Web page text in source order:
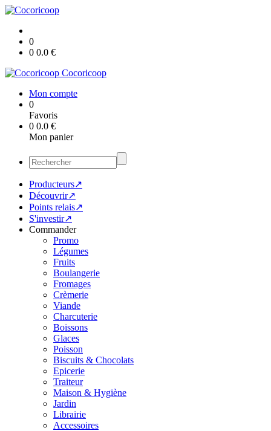
0
0 0.0 €
Cocoricoop
Mon compte
0
Favoris
0 0.0 €
Mon panier
Producteurs↗
Découvrir↗
Points relais↗
S'investir↗
Commander
Promo
Légumes
Fruits
Boulangerie
Fromages
Crèmerie
Viande
Charcuterie
Boissons
Glaces
Poisson
Biscuits & Chocolats
Epicerie
Traiteur
Maison & Hygiène
Jardin
Librairie
Accessoires